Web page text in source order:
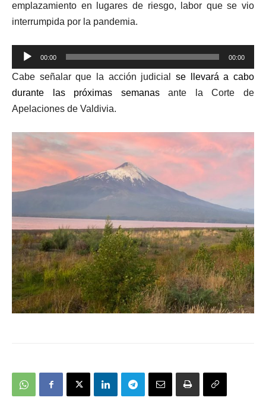
emplazamiento en lugares de riesgo, labor que se vio
interrumpida por la pandemia.
Reproductor
de
audio
00:00 00:00
Cabe señalar que la acción judicial se llevará a cabo
durante las próximas semanasante la Corte de
Apelaciones de Valdivia.